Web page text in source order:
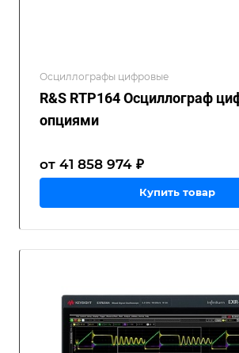
Осциллографы цифровые
R&S RTP164 Осциллограф
опциями
от 41 858 974 ₽
Купить товар